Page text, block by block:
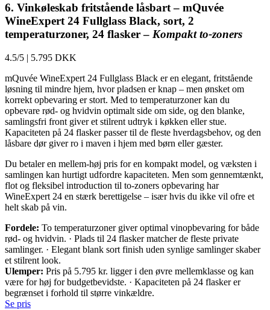
6. Vinkøleskab fritstående låsbart – mQuvée
WineExpert 24 Fullglass Black, sort, 2
temperaturzoner, 24 flasker – Kompakt to-zoners
4.5/5 | 5.795 DKK
mQuvée WineExpert 24 Fullglass Black er en elegant, fritstående
løsning til mindre hjem, hvor pladsen er knap – men ønsket om
korrekt opbevaring er stort. Med to temperaturzoner kan du
opbevare rød- og hvidvin optimalt side om side, og den blanke,
samlingsfri front giver et stilrent udtryk i køkken eller stue.
Kapaciteten på 24 flasker passer til de fleste hverdagsbehov, og den
låsbare dør giver ro i maven i hjem med børn eller gæster.
Du betaler en mellem-høj pris for en kompakt model, og væksten i
samlingen kan hurtigt udfordre kapaciteten. Men som gennemtænkt,
flot og fleksibel introduction til to-zoners opbevaring har
WineExpert 24 en stærk berettigelse – især hvis du ikke vil ofre et
helt skab på vin.
Fordele: To temperaturzoner giver optimal vinopbevaring for både
rød- og hvidvin. · Plads til 24 flasker matcher de fleste private
samlinger. · Elegant blank sort finish uden synlige samlinger skaber
et stilrent look.
Ulemper: Pris på 5.795 kr. ligger i den øvre mellemklasse og kan
være for høj for budgetbevidste. · Kapaciteten på 24 flasker er
begrænset i forhold til større vinkældre.
Se pris